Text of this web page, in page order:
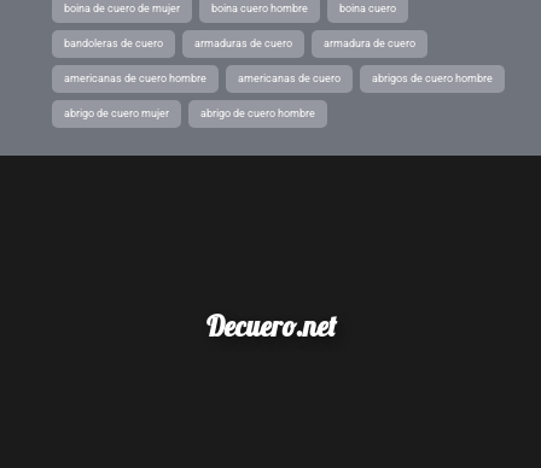
boina de cuero de mujer boina cuero hombre boina cuero
bandoleras de cuero armaduras de cuero armadura de cuero
americanas de cuero hombre americanas de cuero abrigos de cuero hombre
abrigo de cuero mujer abrigo de cuero hombre
Decuero.net